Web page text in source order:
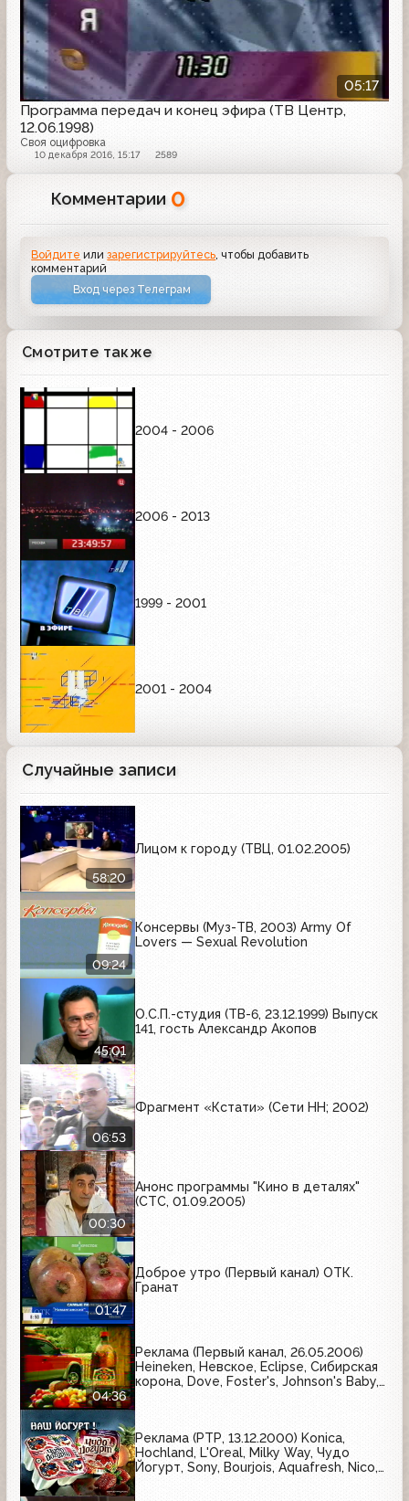
05:17
Программа передач и конец эфира (ТВ Центр,
12.06.1998)
Своя оцифровка
10 декабря 2016, 15:17 2589
Комментарии 0
Войдите илизарегистрируйтесь, чтобы добавить
комментарий
Вход через Телеграм
Смотрите также
2004 - 2006
2006 - 2013
1999 - 2001
2001 - 2004
Случайные записи
58:20
Лицом к городу (ТВЦ, 01.02.2005)
09:24
Консервы (Муз-ТВ, 2003) Army Of
Lovers — Sexual Revolution
45:01
О.С.П.-студия (ТВ-6, 23.12.1999) Выпуск
141, гость Александр Акопов
06:53
Фрагмент «Кстати» (Сети НН; 2002)
00:30
Анонс программы "Кино в деталях"
(СТС, 01.09.2005)
01:47
Доброе утро (Первый канал) ОТК.
Гранат
04:36
Реклама (Первый канал, 26.05.2006)
Heineken, Невское, Eclipse, Сибирская
корона, Dove, Foster's, Johnson's Baby,
Реклама (РТР, 13.12.2000) Konica,
Hochland, L'Oreal, Milky Way, Чудо
Йогурт, Sony, Bourjois, Aquafresh, Nico,